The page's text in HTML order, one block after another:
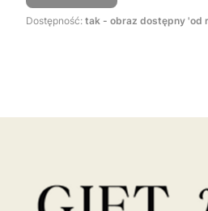
Dostępność: tak - obraz dostępny 'od